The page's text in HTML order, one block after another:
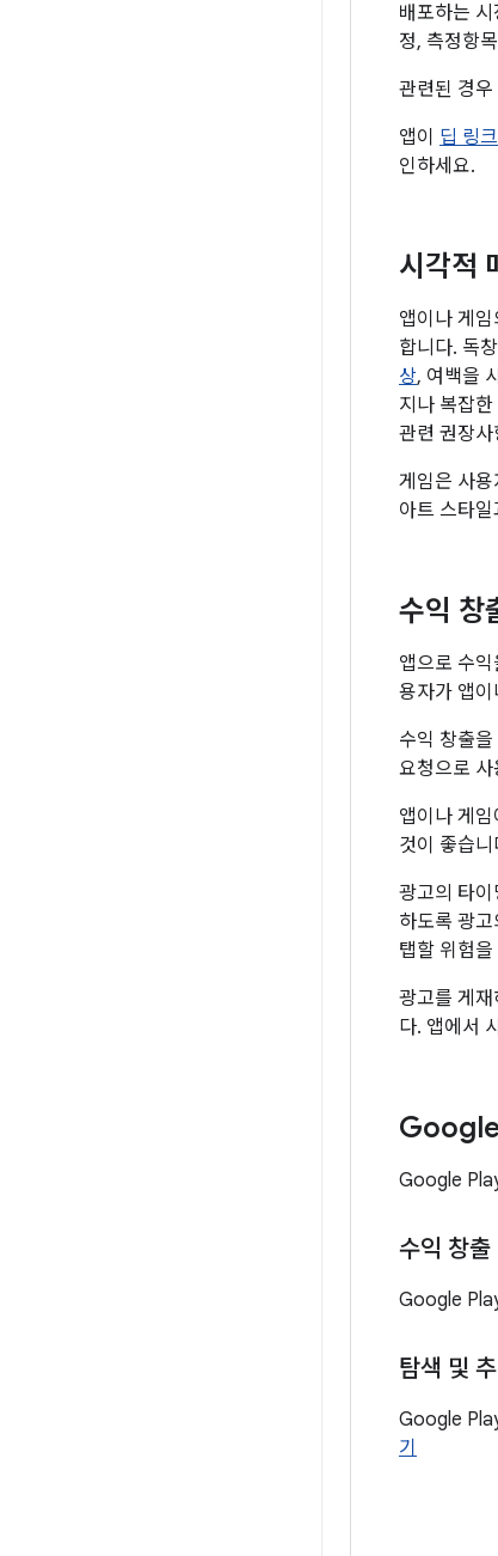
배포하는
정, 측정항
관련된 경
앱이 딥 링크
인하세요.
시각적
앱이나 게
합니다. 독
상, 여백을
지나 복잡
관련 권장
게임은 사
아트 스타
수익 창
앱으로 수
용자가 앱
수익 창출
요청으로
앱이나 게
것이 좋습
광고의 타
하도록 광
탭할 위험
광고를 게
다. 앱에서
Google
수익 창출
Google
탐색 및
Google
기